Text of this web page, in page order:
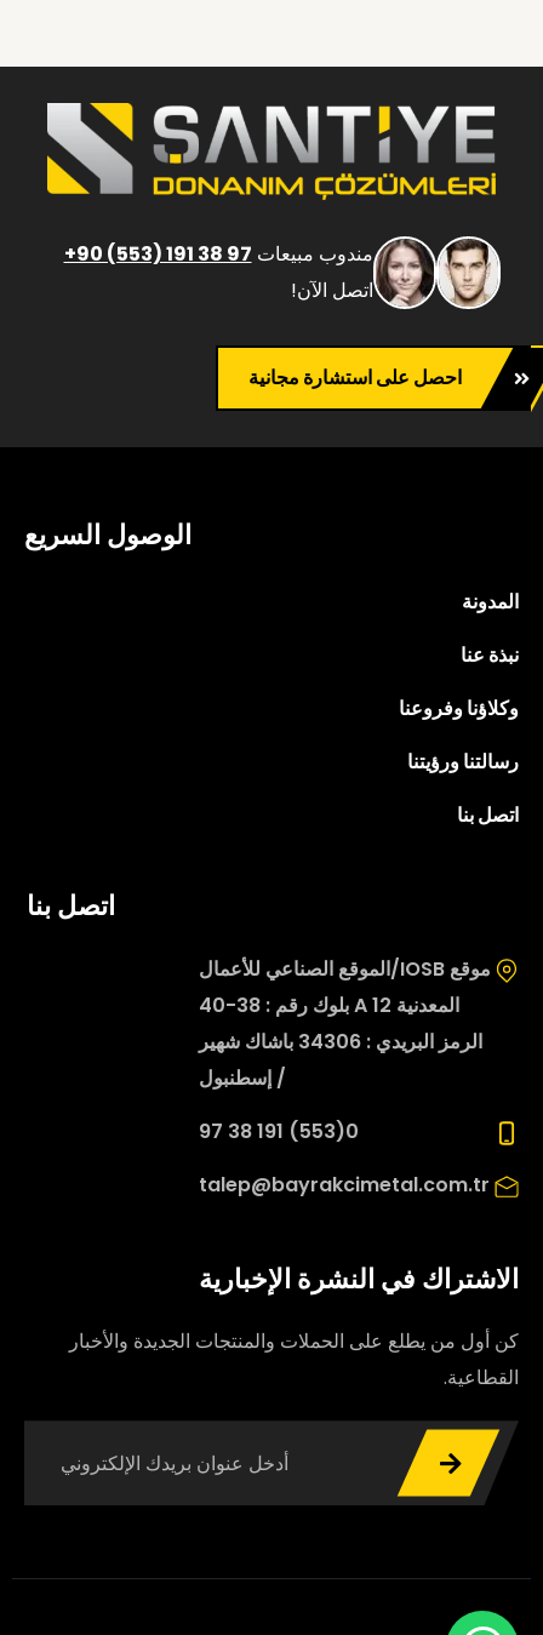
مندوب مبيعات +90 (553) 191 38 97
اتصل الآن!
احصل على استشارة مجانية
الوصول السريع
المدونة
نبذة عنا
وكلاؤنا وفروعنا
رسالتنا ورؤيتنا
اتصل بنا
اتصل بنا
موقع IOSB/الموقع الصناعي للأعمال
المعدنية 12 A بلوك رقم : 38-40
الرمز البريدي : 34306 باشاك شهير
/ إسطنبول
0(553) 191 38 97
talep@bayrakcimetal.com.tr
الاشتراك في النشرة الإخبارية
كن أول من يطلع على الحملات والمنتجات الجديدة والأخبار
القطاعية.